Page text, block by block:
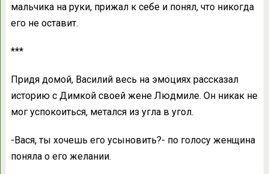
мальчика на руки, прижал к себе и понял, что никогда
его не оставит.
***
Придя домой, Василий весь на эмоциях рассказал
историю с Димкой своей жене Людмиле. Он никак не
мог успокоиться, метался из угла в угол.
-Вася, ты хочешь его усыновить?- по голосу женщина
поняла о его желании.